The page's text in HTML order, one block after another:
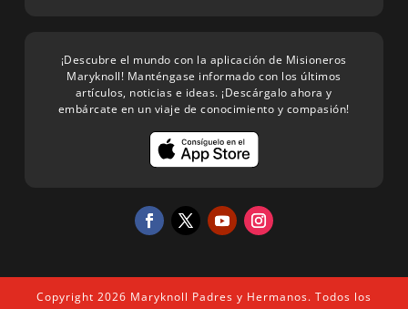
¡Descubre el mundo con la aplicación de Misioneros
Maryknoll! Manténgase informado con los últimos
artículos, noticias e ideas. ¡Descárgalo ahora y
embárcate en un viaje de conocimiento y compasión!
Copyright 2026 Maryknoll Padres y Hermanos. Todos los